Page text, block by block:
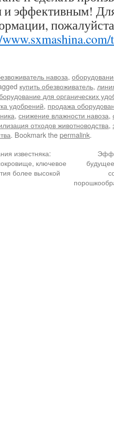
эффективным!
навоза,
купить обезвоживатель,
для органических
удобрений, продажа
, снижение влажности навоза,
отходов животноводства,
. Bookmark thepermalink.
известняка:
ключевое
более высокой